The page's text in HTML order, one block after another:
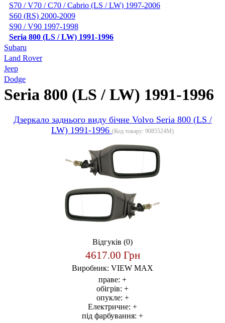
S70 / V70 / C70 / Cabrio (LS / LW) 1997-2006
S60 (RS) 2000-2009
S90 / V90 1997-1998
Seria 800 (LS / LW) 1991-1996
Subaru
Land Rover
Jeep
Dodge
Seria 800 (LS / LW) 1991-1996
Дзеркало заднього виду бічне Volvo Seria 800 (LS /
LW) 1991-1996 (Код товару: 9085524M)
Відгуків (0)
4617.00 Грн
Виробник: VIEW MAX
праве: +
обігрів: +
опукле: +
Електричне: +
під фарбування: +